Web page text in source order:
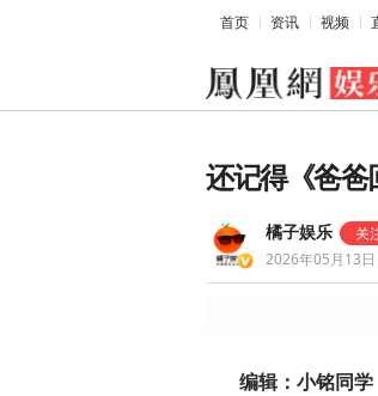
首页 资讯 视频
还记得《爸爸
橘子娱乐
2026年05月13
编辑：小铭同学